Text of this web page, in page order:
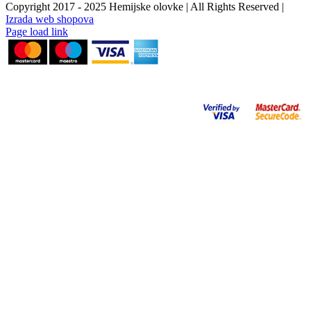
Copyright 2017 - 2025 Hemijske olovke | All Rights Reserved |
Izrada web shopova
Instagram
Facebook
YouTube
Page load link